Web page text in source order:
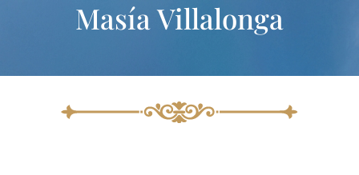
Masía Villalonga